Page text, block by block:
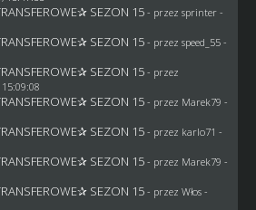
SEZON 15 - przez sprinter -
SEZON 15 - przez speed_55 -
SEZON 15 - przez
SEZON 15 - przez Marek79 -
SEZON 15 - przez karlo71 -
SEZON 15 - przez Marek79 -
SEZON 15 - przez Włos-